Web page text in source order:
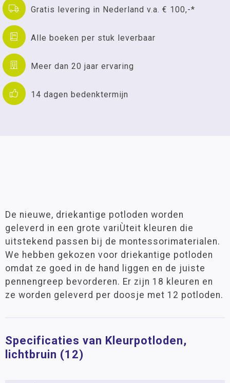
Gratis levering in Nederland v.a. € 100,-*
Alle boeken per stuk leverbaar
Meer dan 20 jaar ervaring
14 dagen bedenktermijn
De nieuwe, driekantige potloden worden
geleverd in een grote variÙteit kleuren die
uitstekend passen bij de montessorimaterialen.
We hebben gekozen voor driekantige potloden
omdat ze goed in de hand liggen en de juiste
pennengreep bevorderen. Er zijn 18 kleuren en
ze worden geleverd per doosje met 12 potloden.
Specificaties van Kleurpotloden,
lichtbruin (12)